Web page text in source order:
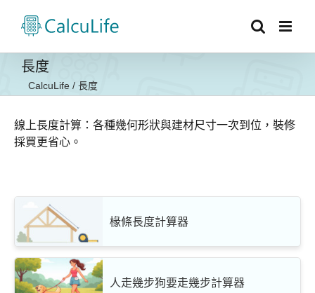
長度
CalcuLife / 長度
線上長度計算：各種幾何形狀與建材尺寸一次到位，裝修
採買更省心。
椽條長度計算器
人走幾步狗要走幾步計算器